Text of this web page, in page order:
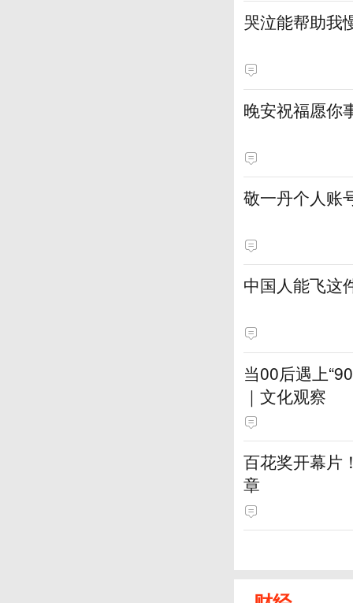
哭泣能帮助我
晚安祝福愿你
敬一丹个人账
中国人能飞这
当00后遇上
｜文化观察
百花奖开幕片
章